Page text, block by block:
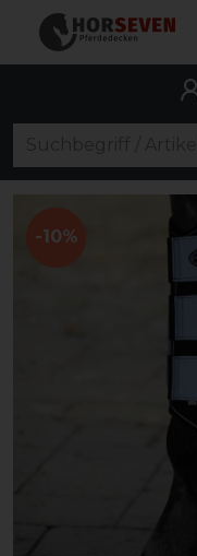
-10%